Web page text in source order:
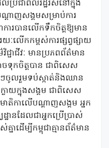
រជាពលរដ្ឋរស់នៅក្នុង
ណ្តាញសង្គមសម្រាប់ការ
ារបានលើកទឹកចិត្តឱ្យមាន
លើកកម្ពស់ការផ្សព្វផ្សាយ
ាជីវៈ មានប្រភពព័ត៌មាន
ចទុកចិត្តបាន ជាពិសេស
ក់ៗចូលរួមទប់ស្កាត់និងឈាន
លាយក្នុងសង្គម ជាពិសេស
តិកាលើបណ្តាញសង្គម អ្នក
ានដែលជាអ្នកប្រើប្រាស់
ាដើម្បីកម្ពុជាគ្មានព័ត៌មាន